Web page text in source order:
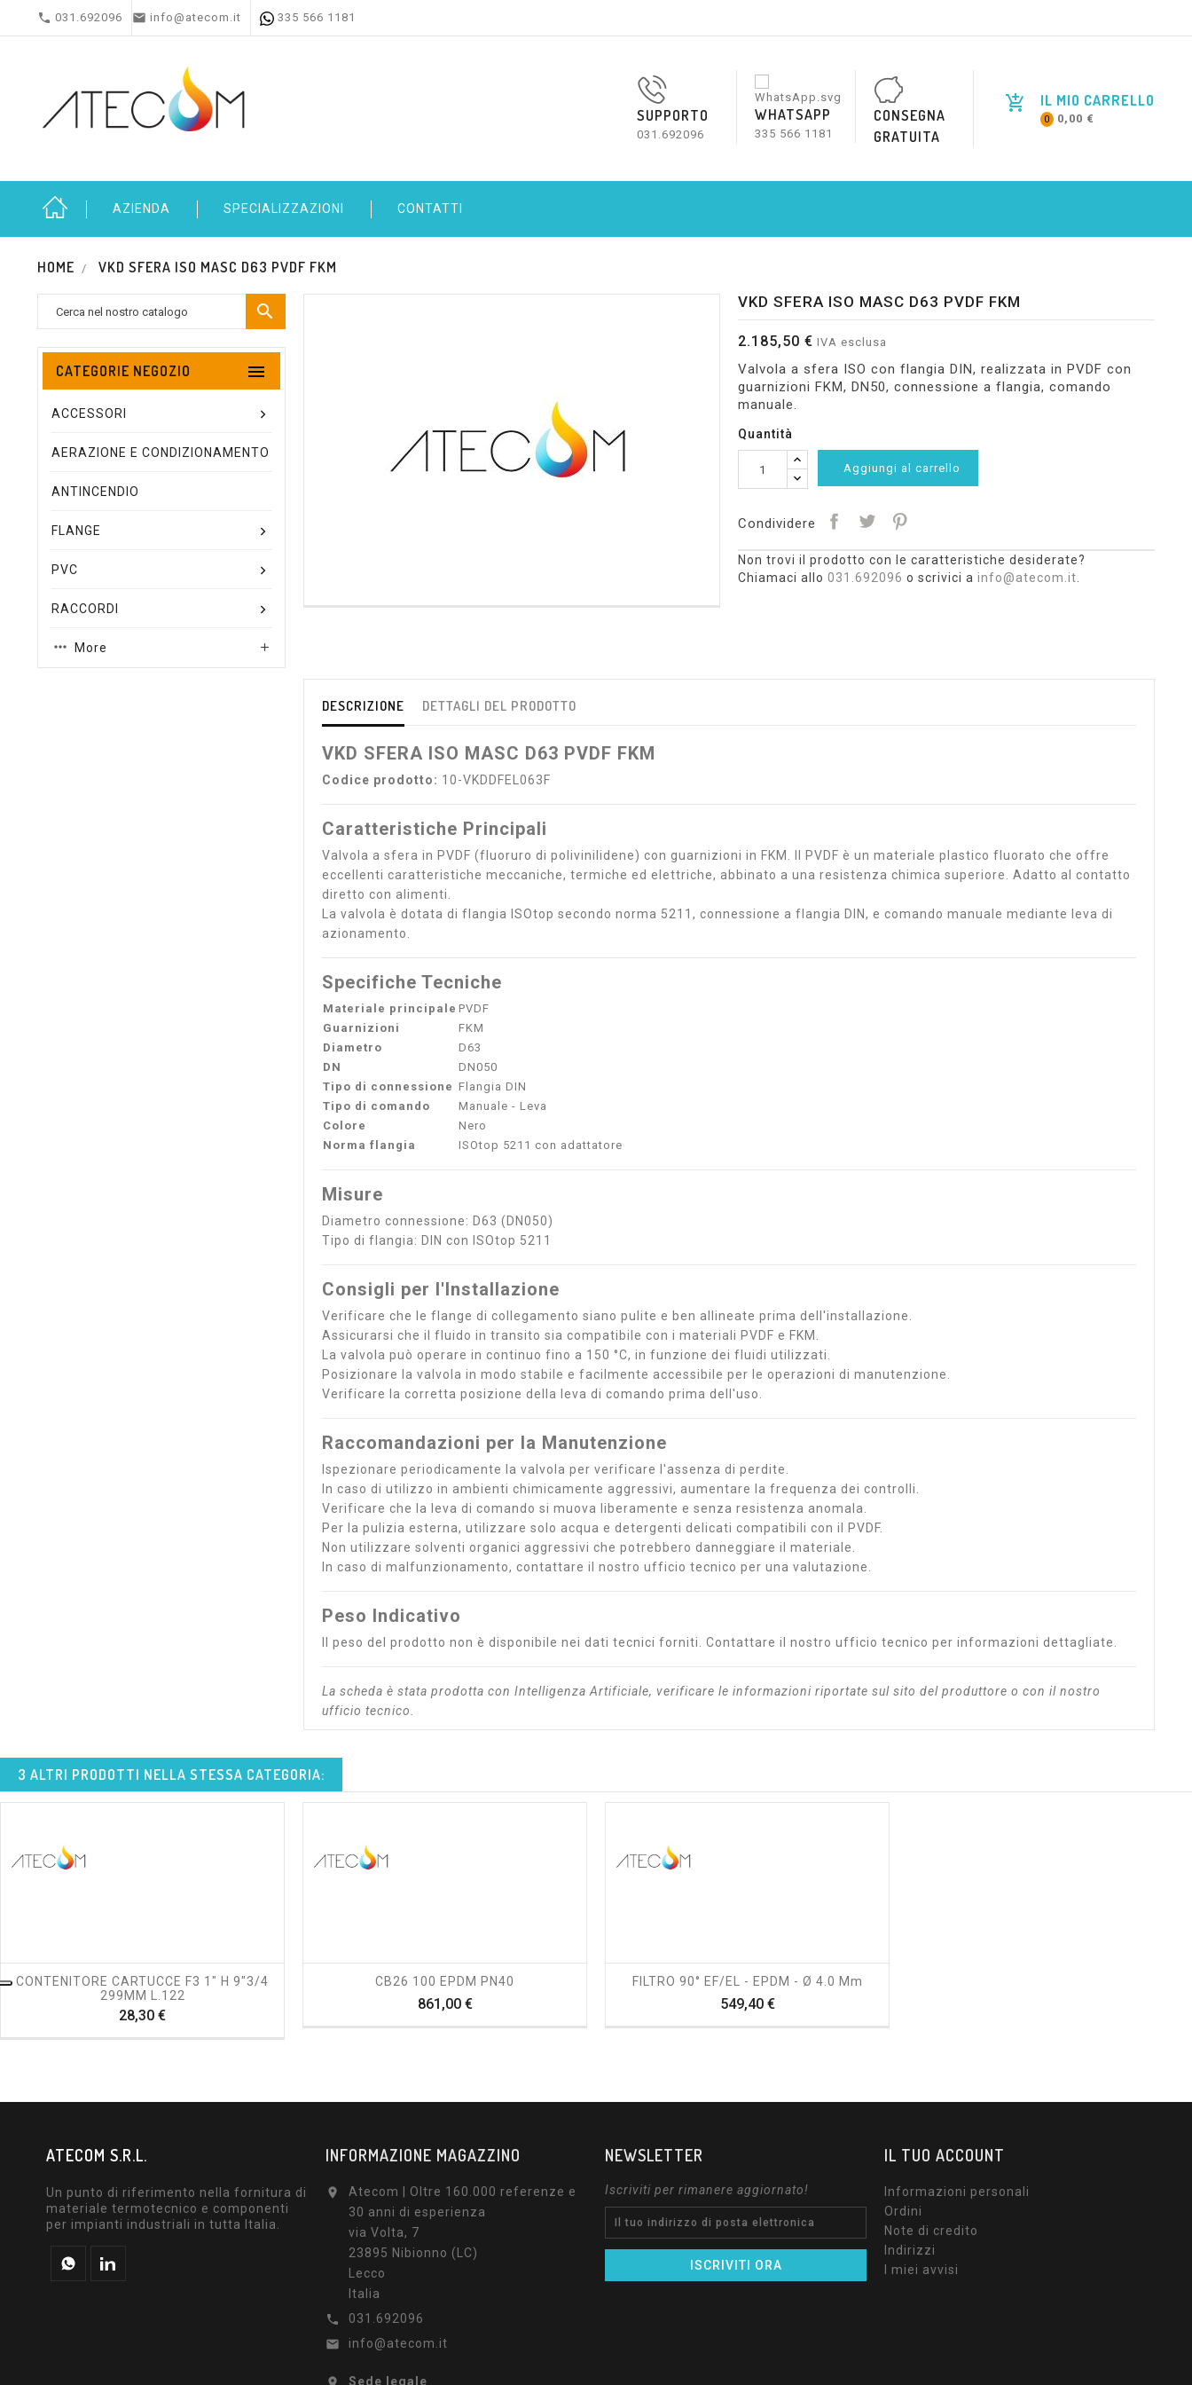
 031.692096  info@atecom.it 335 566 1181
IL MIO CARRELLO
0 0,00 €
SUPPORTO
031.692096
WHATSAPP
335 566 1181
CONSEGNA
GRATUITA
AZIENDA SPECIALIZZAZIONI CONTATTI
HOME VKD SFERA ISO MASC D63 PVDF FKM

CATEGORIE NEGOZIO 
ACCESSORI
AERAZIONE E CONDIZIONAMENTO
ANTINCENDIO
FLANGE
PVC
RACCORDI
More 
VKD SFERA ISO MASC D63 PVDF FKM
2.185,50 € IVA esclusa
Valvola a sfera ISO con flangia DIN, realizzata in PVDF con
guarnizioni FKM, DN50, connessione a flangia, comando
manuale.
Quantità
Aggiungi al carrello
Condividere
Non trovi il prodotto con le caratteristiche desiderate?
Chiamaci allo 031.692096 o scrivici a info@atecom.it
DESCRIZIONE DETTAGLI DEL PRODOTTO
VKD SFERA ISO MASC D63 PVDF FKM
Codice prodotto: 10-VKDDFEL063F
Caratteristiche Principali
Valvola a sfera in PVDF (fluoruro di polivinilidene) con guarnizioni in FKM. Il PVDF è un materiale plastico fluorato che offre
eccellenti caratteristiche meccaniche, termiche ed elettriche, abbinato a una resistenza chimica superiore. Adatto al contatto
diretto con alimenti.
La valvola è dotata di flangia ISOtop secondo norma 5211, connessione a flangia DIN, e comando manuale mediante leva di
azionamento.
Specifiche Tecniche
Materiale principale PVDF
Guarnizioni
FKM
Diametro
D63
DN
DN050
Tipo di connessione Flangia DIN
Tipo di comando
Manuale - Leva
Colore
Nero
Norma flangia
ISOtop 5211 con adattatore
Misure
Diametro connessione: D63 (DN050)
Tipo di flangia: DIN con ISOtop 5211
Consigli per l'Installazione
Verificare che le flange di collegamento siano pulite e ben allineate prima dell'installazione.
Assicurarsi che il fluido in transito sia compatibile con i materiali PVDF e FKM.
La valvola può operare in continuo fino a 150 °C, in funzione dei fluidi utilizzati.
Posizionare la valvola in modo stabile e facilmente accessibile per le operazioni di manutenzione.
Verificare la corretta posizione della leva di comando prima dell'uso.
Raccomandazioni per la Manutenzione
Ispezionare periodicamente la valvola per verificare l'assenza di perdite.
In caso di utilizzo in ambienti chimicamente aggressivi, aumentare la frequenza dei controlli.
Verificare che la leva di comando si muova liberamente e senza resistenza anomala.
Per la pulizia esterna, utilizzare solo acqua e detergenti delicati compatibili con il PVDF.
Non utilizzare solventi organici aggressivi che potrebbero danneggiare il materiale.
In caso di malfunzionamento, contattare il nostro ufficio tecnico per una valutazione.
Peso Indicativo
Il peso del prodotto non è disponibile nei dati tecnici forniti. Contattare il nostro ufficio tecnico per informazioni dettagliate.
La scheda è stata prodotta con Intelligenza Artificiale, verificare le informazioni riportate sul sito del produttore o con il nostro
ufficio tecnico.
3 ALTRI PRODOTTI NELLA STESSA CATEGORIA:
CONTENITORE CARTUCCE F3 1" H 9"3/4
299MM L.122
28,30 €Prezzo
CB26 100 EPDM PN40
861,00 €Prezzo
FILTRO 90° EF/EL - EPDM - Ø 4.0 Mm
549,40 €Prezzo
ATECOM S.R.L.
Un punto di riferimento nella fornitura di
materiale termotecnico e componenti
per impianti industriali in tutta Italia.
INFORMAZIONE MAGAZZINO

Atecom | Oltre 160.000 referenze e
30 anni di esperienza
via Volta, 7
23895 Nibionno (LC)
Lecco
Italia

031.692096

info@atecom.it
Sede legale
NEWSLETTER
Iscriviti per rimanere aggiornato!
IL TUO ACCOUNT
Informazioni personali
Ordini
Note di credito
Indirizzi
I miei avvisi